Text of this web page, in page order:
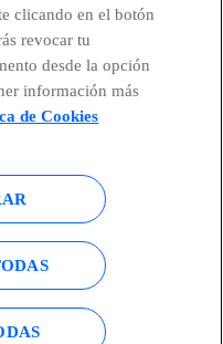
Aviso legal
Política de privacidad
clicando en el botón
revocar tu
desde la opción
información más
de Cookies